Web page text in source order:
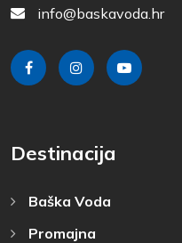
info@baskavoda.hr
Destinacija
Baška Voda
Promajna